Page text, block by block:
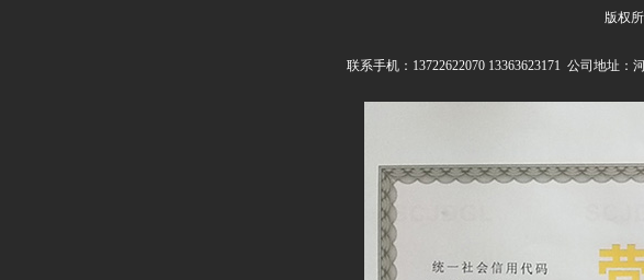
版权
联系手机：13722622070 13363623171 公司地址